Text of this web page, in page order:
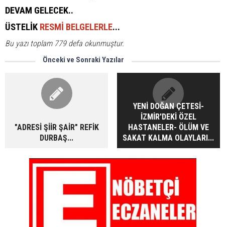
DEVAM GELECEK..
ÜSTELİK RESMİ BELGELERLE...
Bu yazı toplam 779 defa okunmuştur.
Önceki ve Sonraki Yazılar
"ADRESİ ŞİİR ŞAİR" REFİK
DURBAŞ...
YENİ DOĞAN ÇETESİ-
İZMİR'DEKİ ÖZEL
HASTANELER- ÖLÜM VE
SAKAT KALMA OLAYLARI...